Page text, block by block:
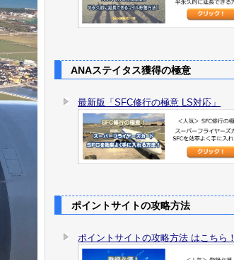
ANAステイタス獲得の極意
最新版「SFC修行の極意 LS対応」
ポイントサイトの攻略方法
ポイントサイトの攻略方法 はこちら！